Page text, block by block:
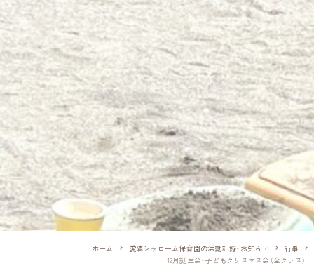
ホーム 愛隣シャローム保育園の活動記録・お知らせ
行事
12月誕生会・子どもクリスマス会（全クラス）